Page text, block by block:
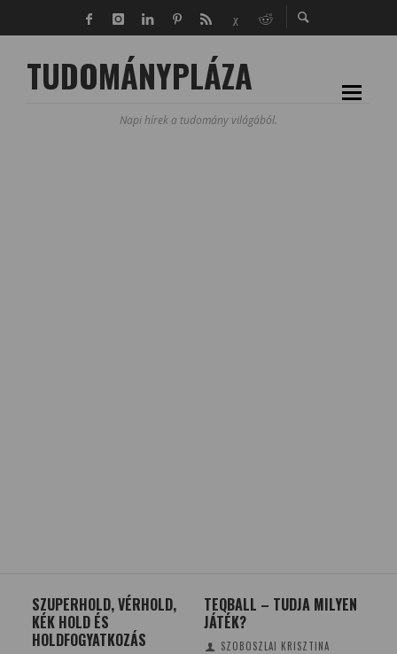
TUDOMÁNYPLÁZA
Napi hírek a tudomány világából.
SZUPERHOLD, VÉRHOLD,
KÉK HOLD ÉS
HOLDFOGYATKOZÁS
TEQBALL – TUDJA MILYEN
JÁTÉK?
SZOBOSZLAI KRISZTINA